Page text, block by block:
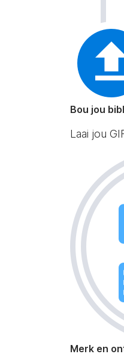
Bou jou
Laai jou
Merk en